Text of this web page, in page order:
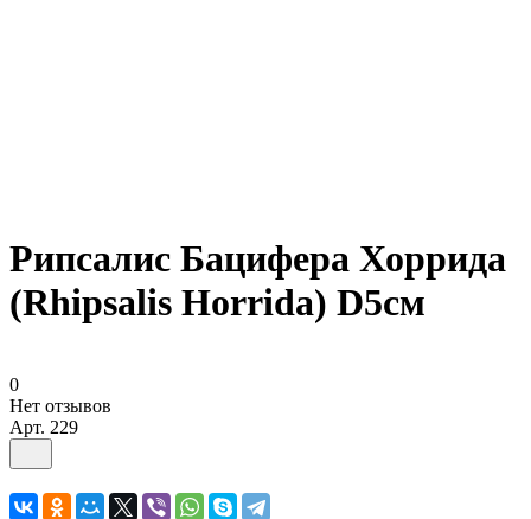
Рипсалис Бацифера Хоррида
(Rhipsalis Horrida) D5см
0
Нет отзывов
Арт. 229